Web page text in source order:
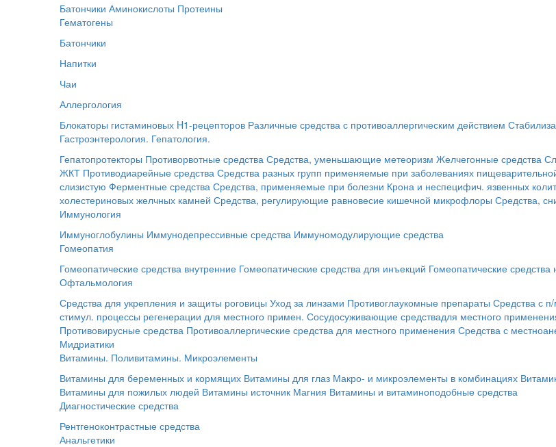
Батончики Аминокислоты Протеины
Гематогены
Батончики
Напитки
Чаи
Аллергология
Блокаторы гистаминовых H1-рецепторов Различные средства с противоаллергическим действием
Гастроэнтерология. Гепатология.
Гепатопротекторы Противорвотные средства Средства, уменьшающие метеоризм Желчегонные средства
ЖКТ Противодиарейные средства Средства разных групп применяемые при заболеваниях
слизистую Ферментные средства Средства, применяемые при болезни Крона и неспецифич. язвенных
холестериновых желчных камней Средства, регулирующие равновесие кишечной микрофлоры Средства,
Иммунология
Иммуноглобулины Иммунодепрессивные средства Иммуномодулирующие средства
Гомеопатия
Гомеопатические средства внутренние Гомеопатические средства для инъекций Гомеопатические
Офтальмология
Средства для укрепления и защиты роговицы Уход за линзами Противоглаукомные препараты Средства с
стимул. процессы регенерации для местного примен. Сосудосуживающие средствадля местного
Противовирусные средства Противоаллергические средства для местного применения Средства с
Мидриатики
Витамины. Поливитамины. Микроэлементы
Витамины для беременных и кормящих Витамины для глаз Макро- и микроэлементы в комбинациях
Витамины для пожилых людей Витамины источник Магния Витамины и витаминоподобные средства
Диагностические средства
Рентгеноконтрастные средства
Анальгетики